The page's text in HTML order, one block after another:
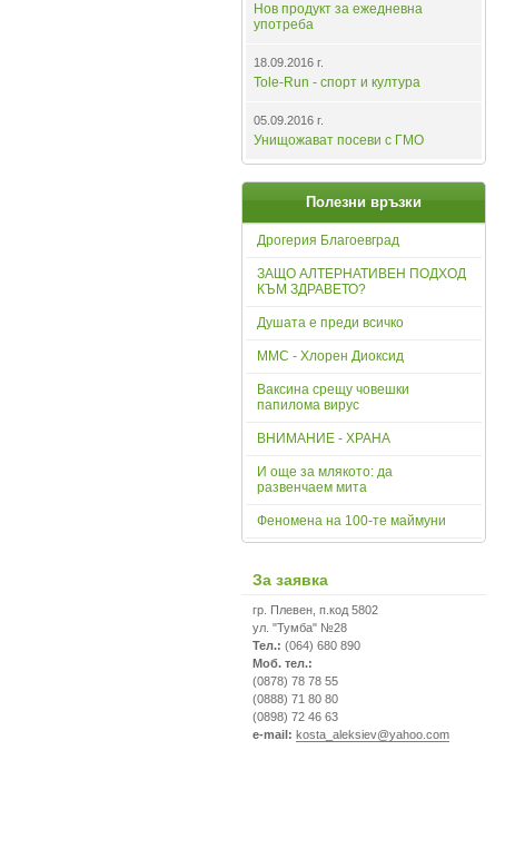
Нов продукт за ежедневна
употреба
18.09.2016 г.
Tole-Run - спорт и култура
05.09.2016 г.
Унищожават посеви с ГМО
Полезни връзки
Дрогерия Благоевград
ЗАЩО АЛТЕРНАТИВЕН ПОДХОД
КЪМ ЗДРАВЕТО?
Душата е преди всичко
ММС - Хлорен Диоксид
Ваксина срещу човешки
папилома вирус
ВНИМАНИЕ - ХРАНА
И още за млякото: да
развенчаем мита
Феномена на 100-те маймуни
За заявка
гр. Плевен, п.код 5802
ул. "Тумба" №28
Тел.: (064) 680 890
Моб. тел.:
(0878) 78 78 55
(0888) 71 80 80
(0898) 72 46 63
e-mail: kosta_aleksiev@yahoo.com